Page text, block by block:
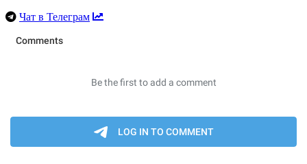
Чат в Телеграм